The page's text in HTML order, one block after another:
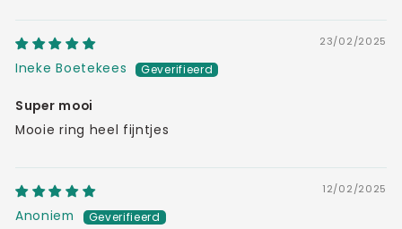
23/02/2025
Ineke Boetekees
Super mooi
Mooie ring heel fijntjes
12/02/2025
Anoniem